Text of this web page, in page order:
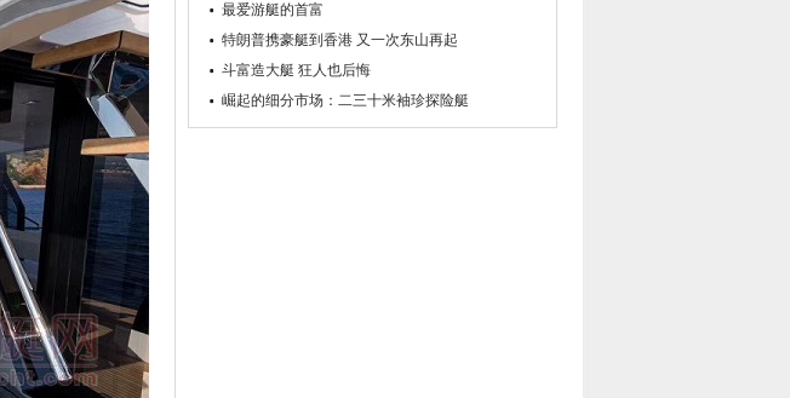
最爱游艇的首富
特朗普携豪艇到香港 又一次东山再起
斗富造大艇 狂人也后悔
崛起的细分市场：二三十米袖珍探险艇